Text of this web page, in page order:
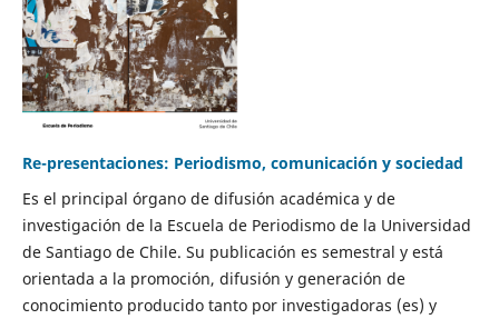
Re-presentaciones: Periodismo, comunicación y sociedad
Es el principal órgano de difusión académica y de
investigación de la Escuela de Periodismo de la Universidad
de Santiago de Chile. Su publicación es semestral y está
orientada a la promoción, difusión y generación de
conocimiento producido tanto por investigadoras (es) y